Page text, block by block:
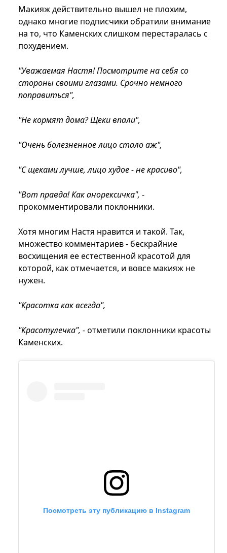
Макияж действительно вышел не плохим,
однако многие подписчики обратили внимание
на то, что Каменских слишком перестаралась с
похудением.
"Уважаемая Настя! Посмотрите на себя со
стороны своими глазами. Срочно немного
поправиться",
"Не кормят дома? Щеки впали",
"Очень болезненное лицо стало аж",
"С щеками лучше, лицо худое - не красиво",
"Вот правда! Как анорексичка", -
прокомментировали поклонники.
Хотя многим Настя нравится и такой. Так,
множество комментариев - бескрайние
восхищения ее естественной красотой для
которой, как отмечается, и вовсе макияж не
нужен.
"Красотка как всегда",
"Красотулечка", -отметили поклонники красоты
Каменских.
Посмотреть эту публикацию в Instagram